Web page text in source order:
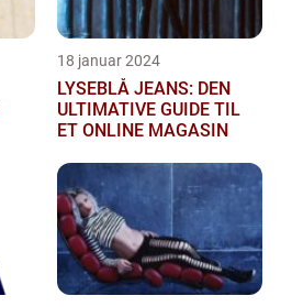
18 januar 2024
LYSEBLÅ JEANS: DEN
ULTIMATIVE GUIDE TIL
ET ONLINE MAGASIN